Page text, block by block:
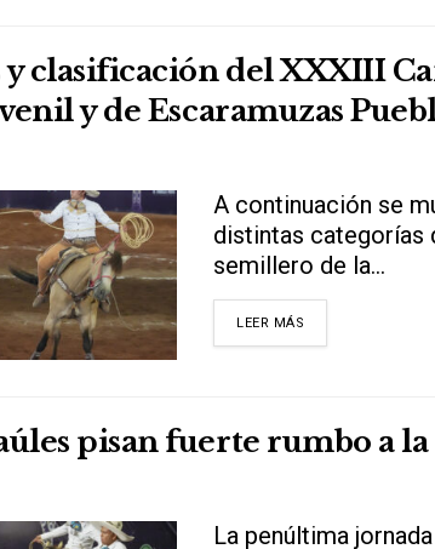
y clasificación del XXXIII
y de Escaramuzas
A continuación se
distintas categorías
semillero de la...
LEER MÁS
pisan fuerte rumbo a
La penúltima